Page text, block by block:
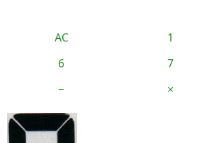
AC 1
6
7
−
×